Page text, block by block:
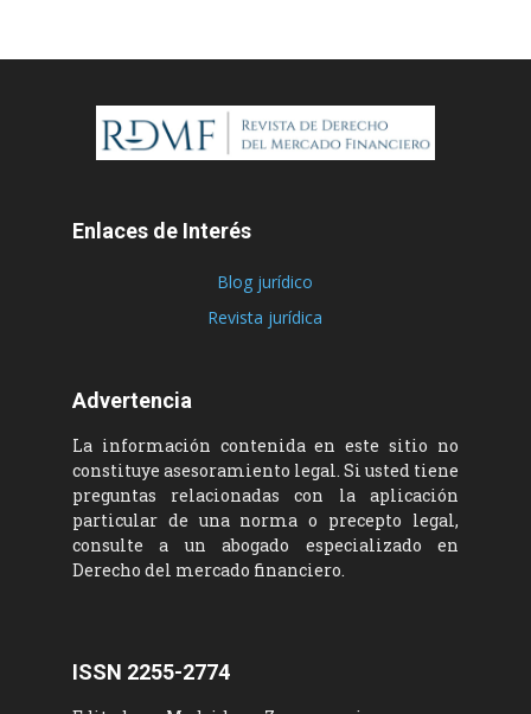
Enlaces de Interés
Blog jurídico
Revista jurídica
Advertencia
La información contenida en este sitio no
constituye asesoramiento legal. Si usted tiene
preguntas relacionadas con la aplicación
particular de una norma o precepto legal,
consulte a un abogado especializado en
Derecho del mercado financiero.
ISSN 2255-2774